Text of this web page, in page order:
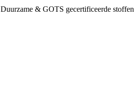
Duurzame & GOTS gecertificeerde stoffen